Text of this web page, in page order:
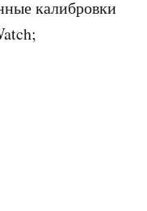
калибровки